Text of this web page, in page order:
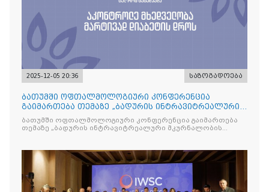
2025-12-05 20:36 საზოგადოება
ბათუმში ოფთალმოლოგიური კონფერენცია
გაიმართება თემაზე „ბადურის ინტრავიტრეალური
მკურნალობის ოპტიმიზაცი
ბათუმში ოფთალმოლოგიური კონფერენცია გაიმართება
თემაზე „ბადურის ინტრავიტრეალური მკურნალობის